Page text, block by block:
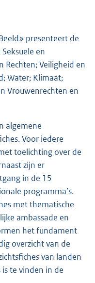
presenteert de
en
Rechten; Veiligheid en
Water; Klimaat;
Vrouwenrechten en
algemene
Voor iedere
toelichting over de
zijn er
in de 15
programma’s.
met thematische
ambassade en
het fundament
overzicht van de
van landen
is te vinden in de